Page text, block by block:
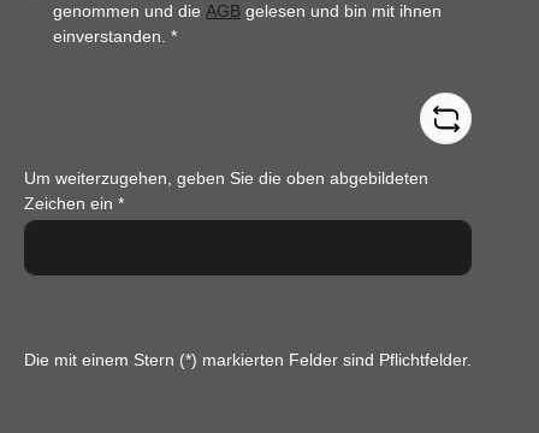
genommen und die AGB gelesen und bin mit ihnen
einverstanden. *
Um weiterzugehen, geben Sie die oben abgebildeten
Zeichen ein *
Die mit einem Stern (*) markierten Felder sind Pflichtfelder.